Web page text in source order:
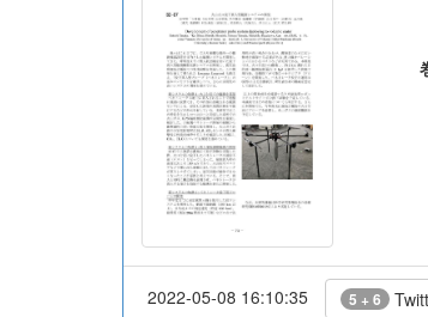
0 0 0 OA 火山火口投